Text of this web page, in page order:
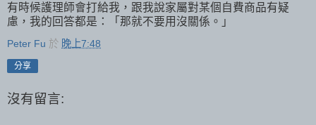
有時候護理師會打給我，跟我說家屬對某個自費商品有疑
慮，我的回答都是：「那就不要用沒關係。」
Peter Fu 於 晚上7:48
分享
沒有留言: